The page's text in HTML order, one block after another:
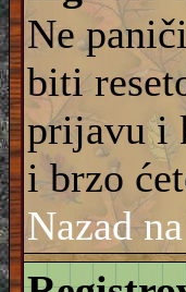
Ne
biti
prijavu i
i brzo
Nazad